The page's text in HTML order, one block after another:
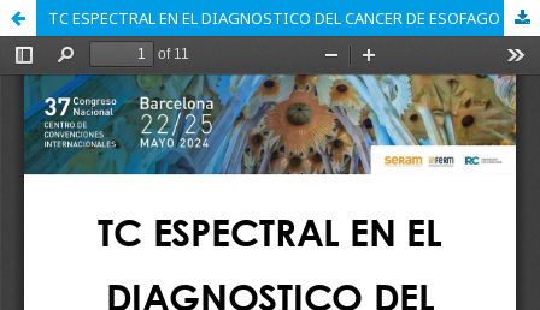
TC ESPECTRAL EN EL DIAGNOSTICO DEL CANCER DE ESOFAGO